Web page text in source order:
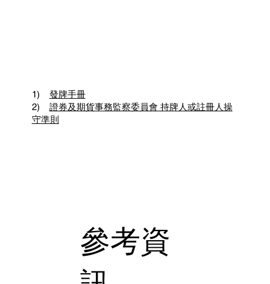
1) 發牌手冊
2) 證券及期貨事務監察委員會 持牌人或註冊人操
守準則
參考資